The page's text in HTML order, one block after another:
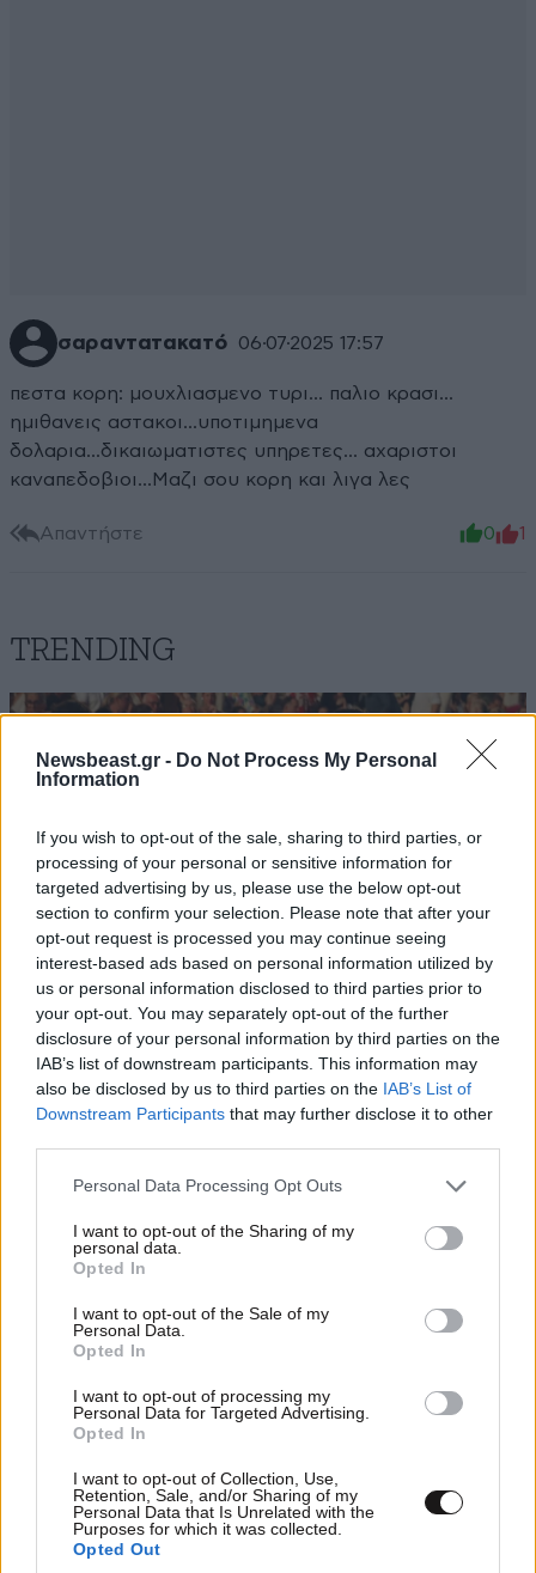
Newsbeast.gr - Do Not Process My Personal
Information
If you wish to opt-out of the sale, sharing to third parties, or
processing of your personal or sensitive information for
targeted advertising by us, please use the below opt-out
section to confirm your selection. Please note that after your
opt-out request is processed you may continue seeing
interest-based ads based on personal information utilized by
us or personal information disclosed to third parties prior to
your opt-out. You may separately opt-out of the further
disclosure of your personal information by third parties on the
IAB’s list of downstream participants. This information may
also be disclosed by us to third parties on the IAB’s List of
Downstream Participants that may further disclose it to other
Please note that this website/app uses one or more Google
not limited to your visit or usage behaviour. You may click to
grant or deny consent to Google and its third-party tags to
use your data for below specified purposes in below Google
consent section.
Personal Data Processing Opt Outs
I want to opt-out of the Sharing of my
personal data.
Opted In
I want to opt-out of the Sale of my
Personal Data.
Opted In
I want to opt-out of processing my
Personal Data for Targeted Advertising.
Opted In
I want to opt-out of Collection, Use,
Retention, Sale, and/or Sharing of my
Personal Data that Is Unrelated with the
Purposes for which it was collected.
Opted Out
σαραντατακατό 06·07·2025 17:57
πεστα κορη: μουχλιασμενο τυρι... παλιο κρασι...
ημιθανεις αστακοι...υποτιμημενα
δολαρια...δικαιωματιστες υπηρετες... αχαριστοι
καναπεδοβιοι...Μαζι σου κορη και λιγα λες
Απαντήστε 0 1
TRENDING
LIFESTYLE08·08·2026 09:01
Νία Βαρντάλος – Σπύρος Κατσαγάνης: Μια
σχέση που θυμίζει σενάριο ταινίας και μετρά